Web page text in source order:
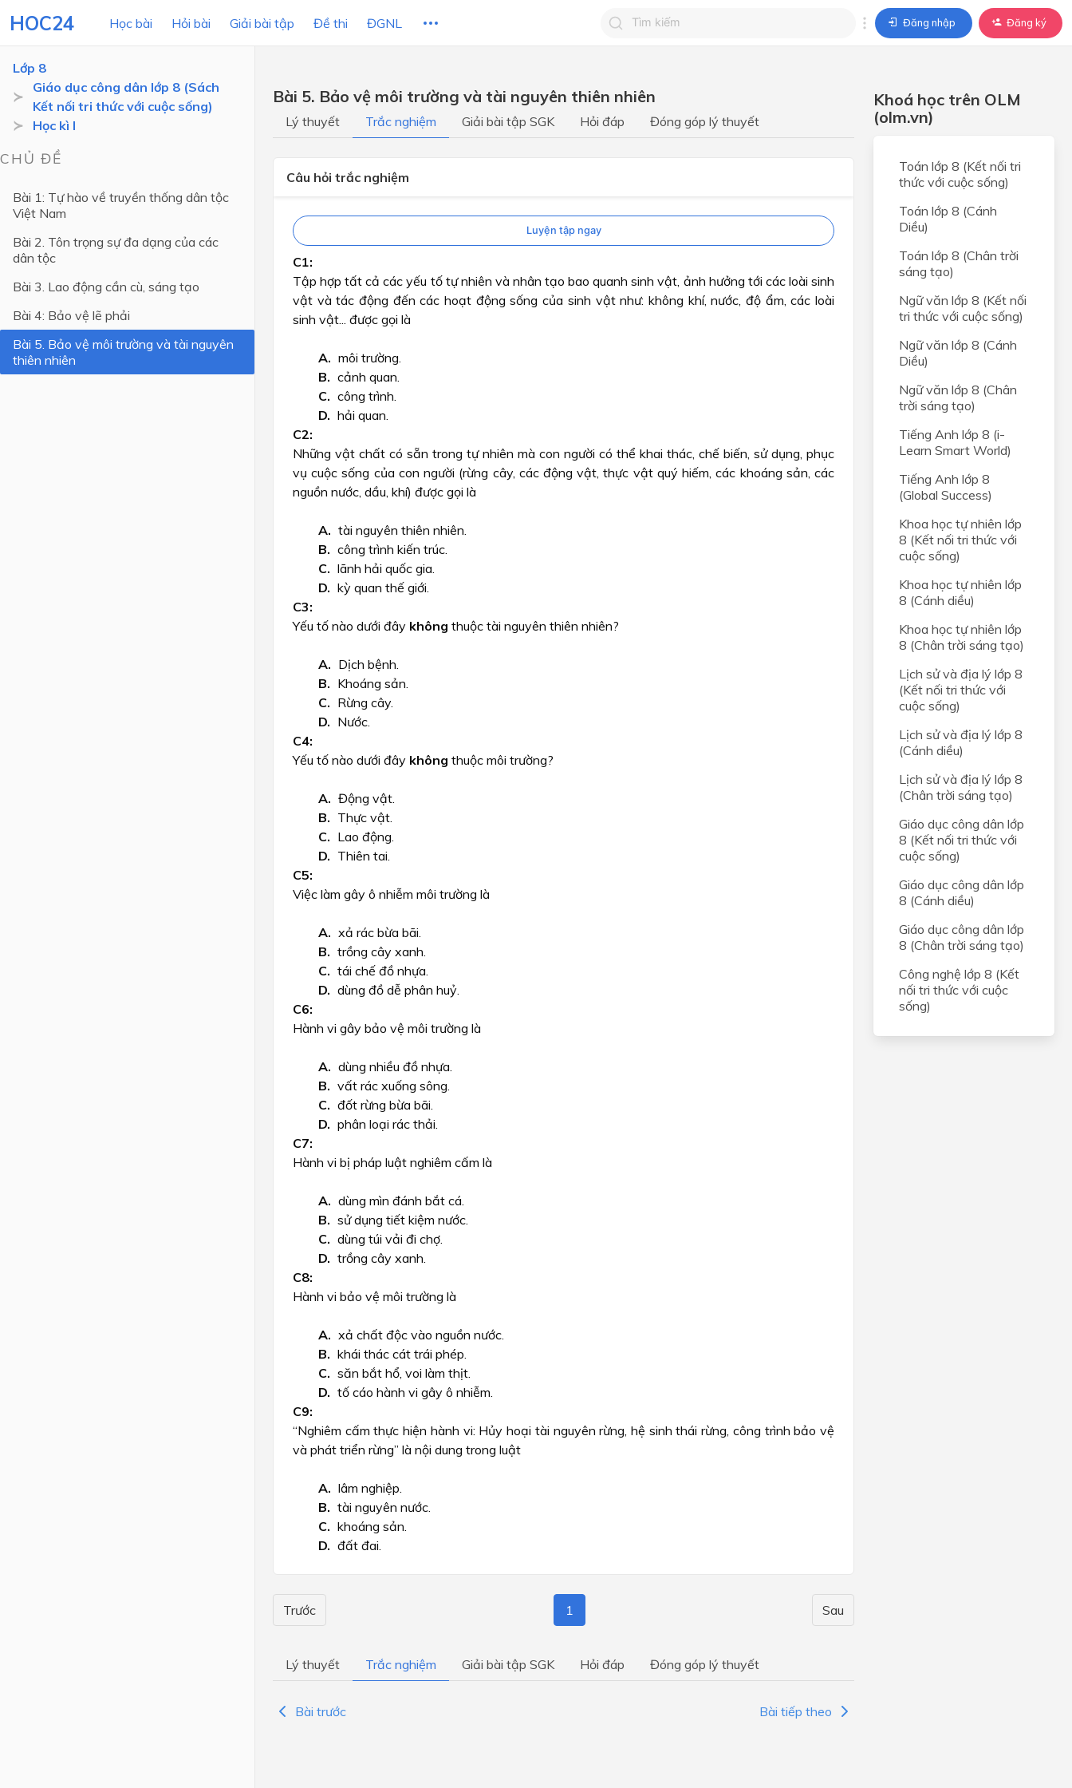
HOC24 Học bài Hỏi bài Giải bài tập Đề thi ĐGNL
Tìm kiếm câu trả lời cho câu hỏi của
bạn
Đăng nhập Đăng ký
LỚP HỌC
Lớp 9
Lớp 6
MÔN HỌC CHỦ ĐỀ / CHƯƠNG
Lớp 8
Giáo dục công dân lớp 8 (Sách
Kết nối tri thức với cuộc sống)
Học kì I
CHỦ ĐỀ
Bài 1: Tự hào về truyền thống dân tộc
Việt Nam
Bài 2. Tôn trọng sự đa dạng của các
dân tộc
Bài 3. Lao động cần cù, sáng tạo
Bài 4: Bảo vệ lẽ phải
Bài 5. Bảo vệ môi trường và tài nguyên
thiên nhiên
Bài 5. Bảo vệ môi trường và tài nguyên thiên nhiên
Lý thuyết Trắc nghiệm Giải bài tập SGK Hỏi đáp Đóng góp lý thuyết
Câu hỏi trắc nghiệm
Luyện tập ngay
Tập hợp tất cả các yếu tố tự nhiên và nhân tạo bao quanh sinh vật, ảnh hưởng tới các loài sinh
vật và tác động đến các hoạt động sống của sinh vật như: không khí, nước, độ ẩm, các loài
sinh vật... được gọi là
môi trường.
cảnh quan.
công trình.
hải quan.
Những vật chất có sẵn trong tự nhiên mà con người có thể khai thác, chế biến, sử dụng, phục
vụ cuộc sống của con người (rừng cây, các động vật, thực vật quý hiếm, các khoáng sản, các
nguồn nước, dầu, khí) được gọi là
tài nguyên thiên nhiên.
công trình kiến trúc.
lãnh hải quốc gia.
kỳ quan thế giới.
Yếu tố nào dưới đây không thuộc tài nguyên thiên nhiên?
Dịch bệnh.
Khoáng sản.
Rừng cây.
Nước.
Yếu tố nào dưới đây không thuộc môi trường?
Động vật.
Thực vật.
Lao động.
Thiên tai.
Việc làm gây ô nhiễm môi trường là
xả rác bừa bãi.
trồng cây xanh.
tái chế đồ nhựa.
dùng đồ dễ phân huỷ.
Hành vi gây bảo vệ môi trường là
dùng nhiều đồ nhựa.
vất rác xuống sông.
đốt rừng bừa bãi.
phân loại rác thải.
Hành vi bị pháp luật nghiêm cấm là
dùng mìn đánh bắt cá.
sử dụng tiết kiệm nước.
dùng túi vải đi chợ.
trồng cây xanh.
Hành vi bảo vệ môi trường là
xả chất độc vào nguồn nước.
khái thác cát trái phép.
săn bắt hổ, voi làm thịt.
tố cáo hành vi gây ô nhiễm.
“Nghiêm cấm thực hiện hành vi: Hủy hoại tài nguyên rừng, hệ sinh thái rừng, công trình bảo vệ
và phát triển rừng” là nội dung trong luật
lâm nghiệp.
tài nguyên nước.
khoáng sản.
đất đai.
Trước Sau
1
Lý thuyết Trắc nghiệm Giải bài tập SGK Hỏi đáp Đóng góp lý thuyết
Bài trước Bài tiếp theo
Khoá học trên OLM
(olm.vn)
Toán lớp 8 (Kết nối tri
thức với cuộc sống)
Toán lớp 8 (Cánh
Diều)
Toán lớp 8 (Chân trời
sáng tạo)
Ngữ văn lớp 8 (Kết nối
tri thức với cuộc sống)
Ngữ văn lớp 8 (Cánh
Diều)
Ngữ văn lớp 8 (Chân
trời sáng tạo)
Tiếng Anh lớp 8 (i-
Learn Smart World)
Tiếng Anh lớp 8
(Global Success)
Khoa học tự nhiên lớp
8 (Kết nối tri thức với
cuộc sống)
Khoa học tự nhiên lớp
8 (Cánh diều)
Khoa học tự nhiên lớp
8 (Chân trời sáng tạo)
Lịch sử và địa lý lớp 8
(Kết nối tri thức với
cuộc sống)
Lịch sử và địa lý lớp 8
(Cánh diều)
Lịch sử và địa lý lớp 8
(Chân trời sáng tạo)
Giáo dục công dân lớp
8 (Kết nối tri thức với
cuộc sống)
Giáo dục công dân lớp
8 (Cánh diều)
Giáo dục công dân lớp
8 (Chân trời sáng tạo)
Công nghệ lớp 8 (Kết
nối tri thức với cuộc
sống)